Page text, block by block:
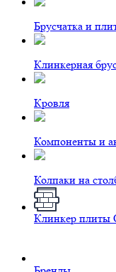
Брусчатка и
Клинкерная
Кровля
Компоненты и
Колпаки на
Клинкер